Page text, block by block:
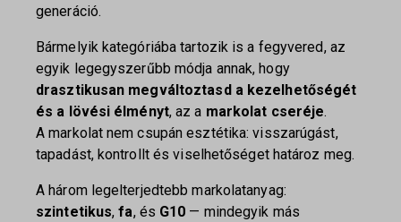
generáció.
Bármelyik kategóriába tartozik is a fegyvered, az
egyik legegyszerűbb módja annak, hogy
drasztikusan megváltoztasd a kezelhetőségét
és a lövési élményt, az a markolat cseréje.
A markolat nem csupán esztétika: visszarúgást,
tapadást, kontrollt és viselhetőséget határoz meg.
A három legelterjedtebb markolatanyag:
szintetikus,fa, és G10 — mindegyik más